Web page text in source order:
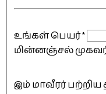
உங்கள் பெயர்*
மின்னஞ்சல்
இம் மாவீரர்